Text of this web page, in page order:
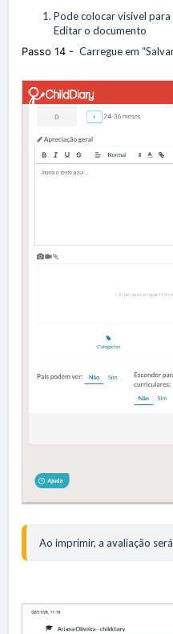
Pode colocar visível
Editar o documento
Passo 14 - Carregue em
Ao imprimir, a avaliação